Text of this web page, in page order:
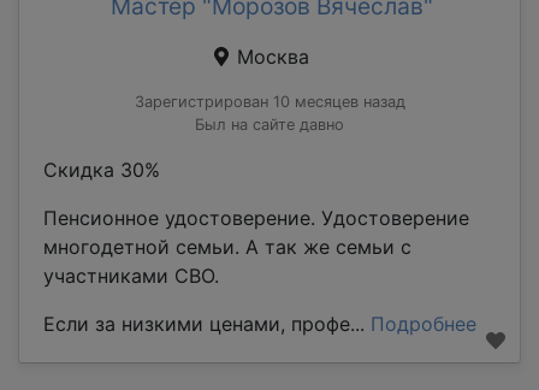
Москва
Зарегистрирован 10 месяцев назад
Был на сайте давно
Скидка 30%
Пенсионное удостоверение. Удостоверение
многодетной семьи. А так же семьи с
участниками СВО.
Если за низкими ценами, профе... Подробнее